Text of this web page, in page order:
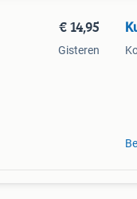
€ 14,95
Gisteren